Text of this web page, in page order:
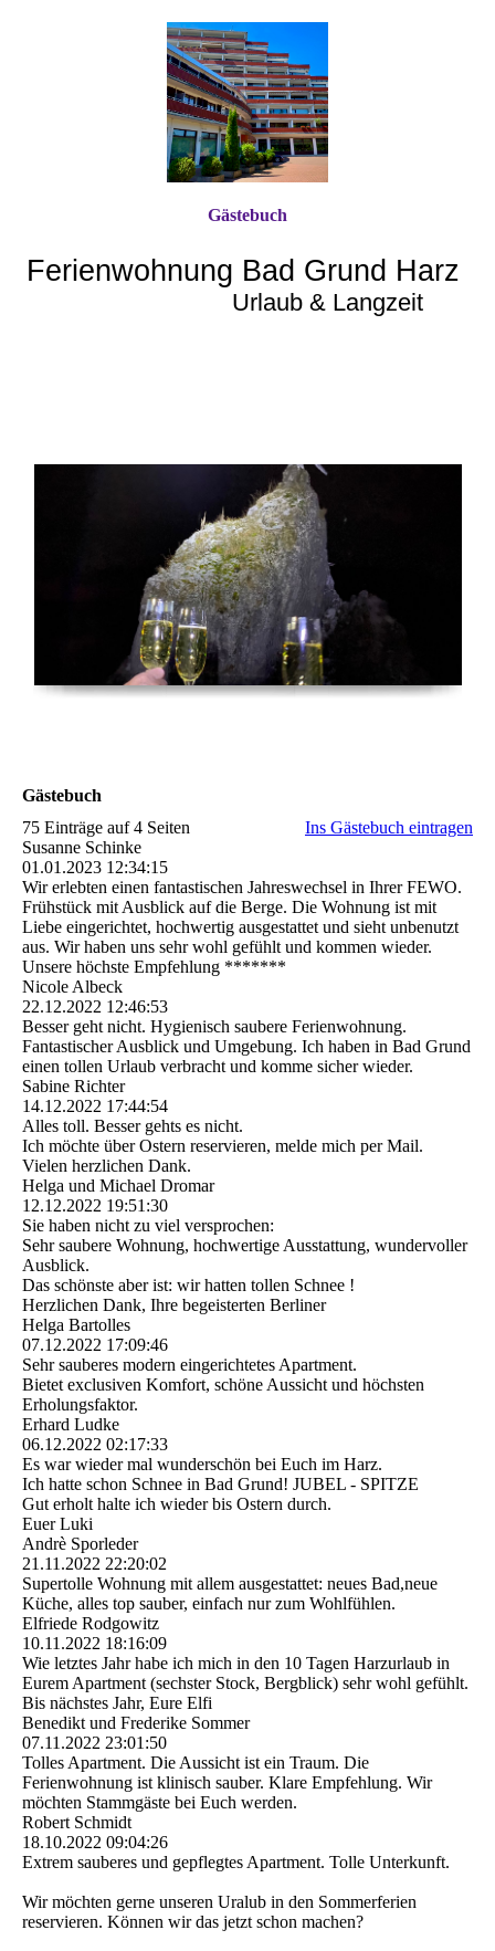
Ferienwohnung Bad Grund Harz
Urlaub & Langzeit
Gästebuch
Gästebuch
75 Einträge auf 4 Seiten
Ins Gästebuch eintragen
Susanne Schinke
01.01.2023 12:34:15
Wir erlebten einen fantastischen Jahreswechsel in Ihrer FEWO.
Frühstück mit Ausblick auf die Berge. Die Wohnung ist mit
Liebe eingerichtet, hochwertig ausgestattet und sieht unbenutzt
aus. Wir haben uns sehr wohl gefühlt und kommen wieder.
Unsere höchste Empfehlung *******
Nicole Albeck
22.12.2022 12:46:53
Besser geht nicht. Hygienisch saubere Ferienwohnung.
Fantastischer Ausblick und Umgebung. Ich haben in Bad Grund
einen tollen Urlaub verbracht und komme sicher wieder.
Sabine Richter
14.12.2022 17:44:54
Alles toll. Besser gehts es nicht.
Ich möchte über Ostern reservieren, melde mich per Mail.
Vielen herzlichen Dank.
Helga und Michael Dromar
12.12.2022 19:51:30
Sie haben nicht zu viel versprochen:
Sehr saubere Wohnung, hochwertige Ausstattung, wundervoller
Ausblick.
Das schönste aber ist: wir hatten tollen Schnee !
Herzlichen Dank, Ihre begeisterten Berliner
Helga Bartolles
07.12.2022 17:09:46
Sehr sauberes modern eingerichtetes Apartment.
Bietet exclusiven Komfort, schöne Aussicht und höchsten
Erholungsfaktor.
Erhard Ludke
06.12.2022 02:17:33
Es war wieder mal wunderschön bei Euch im Harz.
Ich hatte schon Schnee in Bad Grund! JUBEL - SPITZE
Gut erholt halte ich wieder bis Ostern durch.
Euer Luki
Andrè Sporleder
21.11.2022 22:20:02
Supertolle Wohnung mit allem ausgestattet: neues Bad,neue
Küche, alles top sauber, einfach nur zum Wohlfühlen.
Elfriede Rodgowitz
10.11.2022 18:16:09
Wie letztes Jahr habe ich mich in den 10 Tagen Harzurlaub in
Eurem Apartment (sechster Stock, Bergblick) sehr wohl gefühlt.
Bis nächstes Jahr, Eure Elfi
Benedikt und Frederike Sommer
07.11.2022 23:01:50
Tolles Apartment. Die Aussicht ist ein Traum. Die
Ferienwohnung ist klinisch sauber. Klare Empfehlung. Wir
möchten Stammgäste bei Euch werden.
Robert Schmidt
18.10.2022 09:04:26
Extrem sauberes und gepflegtes Apartment. Tolle Unterkunft.
Wir möchten gerne unseren Uralub in den Sommerferien
reservieren. Können wir das jetzt schon machen?